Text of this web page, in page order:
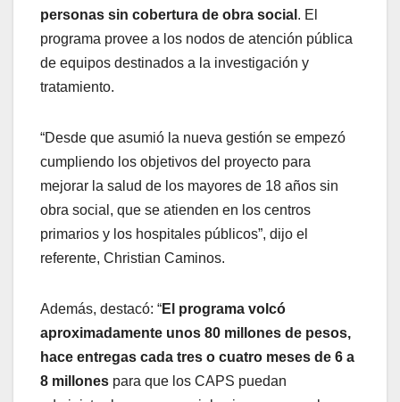
personas sin cobertura de obra social . El
programa provee a los nodos de atención pública
de equipos destinados a la investigación y
tratamiento.
“Desde que asumió la nueva gestión se empezó
cumpliendo los objetivos del proyecto para
mejorar la salud de los mayores de 18 años sin
obra social, que se atienden en los centros
primarios y los hospitales públicos”, dijo el
referente, Christian Caminos.
Además, destacó: “El programa volcó
aproximadamente unos 80 millones de pesos,
hace entregas cada tres o cuatro meses de 6 a
8 millones para que los CAPS puedan